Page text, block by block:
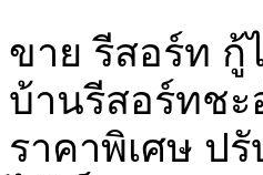
ขาย รีสอร์ท กู้
บ้านรีสอร์ทชะ
ราคาพิเศษ ป